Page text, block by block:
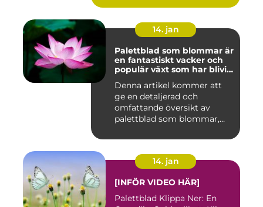
14. jan
Palettblad som blommar är
en fantastiskt vacker och
populär växt som har blivit
trädgårdsentusiaster runt
om i världen
Denna artikel kommer att
ge en detaljerad och
omfattande översikt av
palettblad som blommar,
14. jan
[INFÖR VIDEO HÄR]
Palettblad Klippa Ner: En